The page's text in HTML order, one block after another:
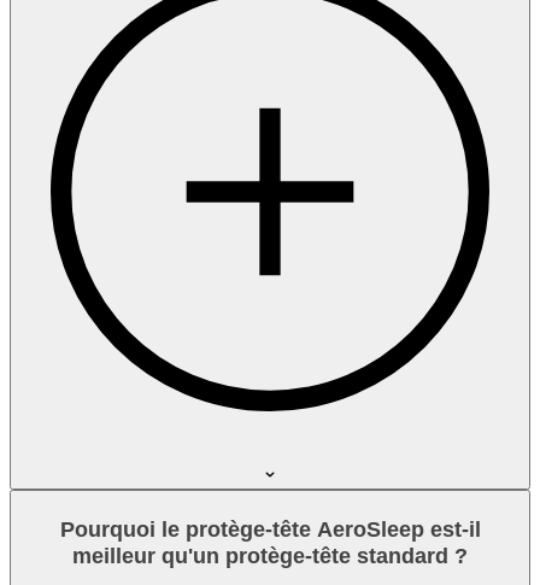
Pourquoi le protège-tête AeroSleep est-il
meilleur qu'un protège-tête standard ?